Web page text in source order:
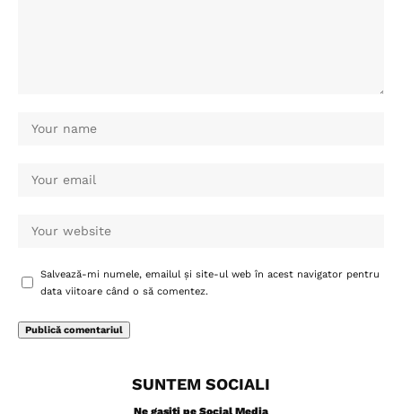
Salvează-mi numele, emailul și site-ul web în acest navigator pentru
data viitoare când o să comentez.
SUNTEM SOCIALI
Ne gasiti pe Social Media